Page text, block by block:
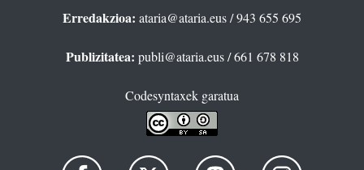
Erredakzioa: ataria@ataria.eus/ 943 655 695
Publizitatea: publi@ataria.eus/ 661 678 818
Codesyntaxek garatua